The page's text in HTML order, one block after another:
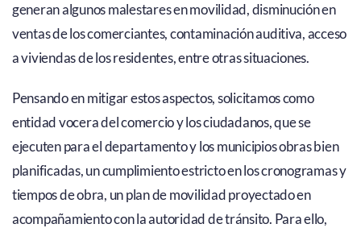
generan algunos malestares en movilidad, disminución en
ventas de los comerciantes, contaminación auditiva, acceso
a viviendas de los residentes, entre otras situaciones.
Pensando en mitigar estos aspectos, solicitamos como
entidad vocera del comercio y los ciudadanos, que se
ejecuten para el departamento y los municipios obras bien
planificadas, un cumplimiento estricto en los cronogramas y
tiempos de obra, un plan de movilidad proyectado en
acompañamiento con la autoridad de tránsito. Para ello,